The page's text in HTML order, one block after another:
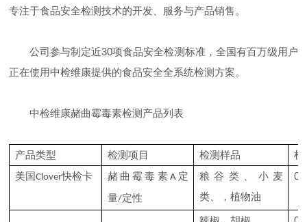
专注于食品安全检测技术的开发、服务与产品销售。
公司参与制定近30项食品安全检测标准，全国有百万级用户
正在使用中检维康提供的食品安全全系统检测方案。
中检维康赭曲霉毒素检测产品列表
产品类型 检测项目 检测样品
检
美国Clover快检卡 赭曲霉毒素 A 定
量/定性
粮谷类、小麦
类、，植物油
0